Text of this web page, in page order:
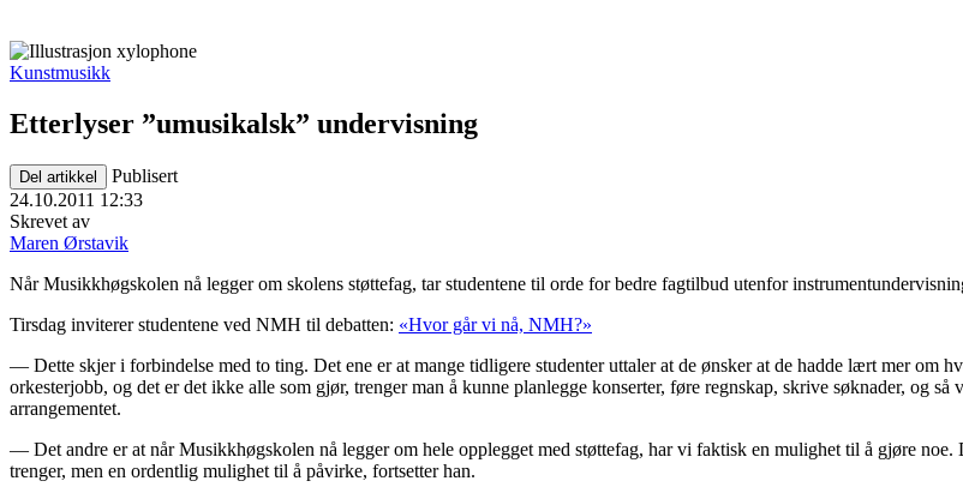
Kunstmusikk
Etterlyser ”umusikalsk” undervisning
Del artikkel
Publisert
24.10.2011 12:33
Skrevet av
Maren Ørstavik
Når Musikkhøgskolen nå legger om skolens støttefag, tar studentene til orde for bedre fagtilbud utenfor
Tirsdag inviterer studentene ved NMH til debatten: «Hvor går vi nå, NMH?»
— Dette skjer i forbindelse med to ting. Det ene er at mange tidligere studenter uttaler at de ønsker at de hadde lært mer om
orkesterjobb, og det er det ikke alle som gjør, trenger man å kunne planlegge konserter, føre regnskap, skrive søknader, og
arrangementet.
— Det andre er at når Musikkhøgskolen nå legger om hele opplegget med støttefag, har vi faktisk en mulighet til å gjøre
trenger, men en ordentlig mulighet til å påvirke, fortsetter han.